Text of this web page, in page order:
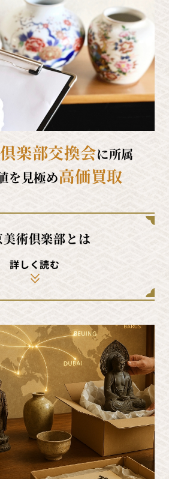
楽部交換会に所属
を見極め高価買取
美術倶楽部とは
詳しく読む